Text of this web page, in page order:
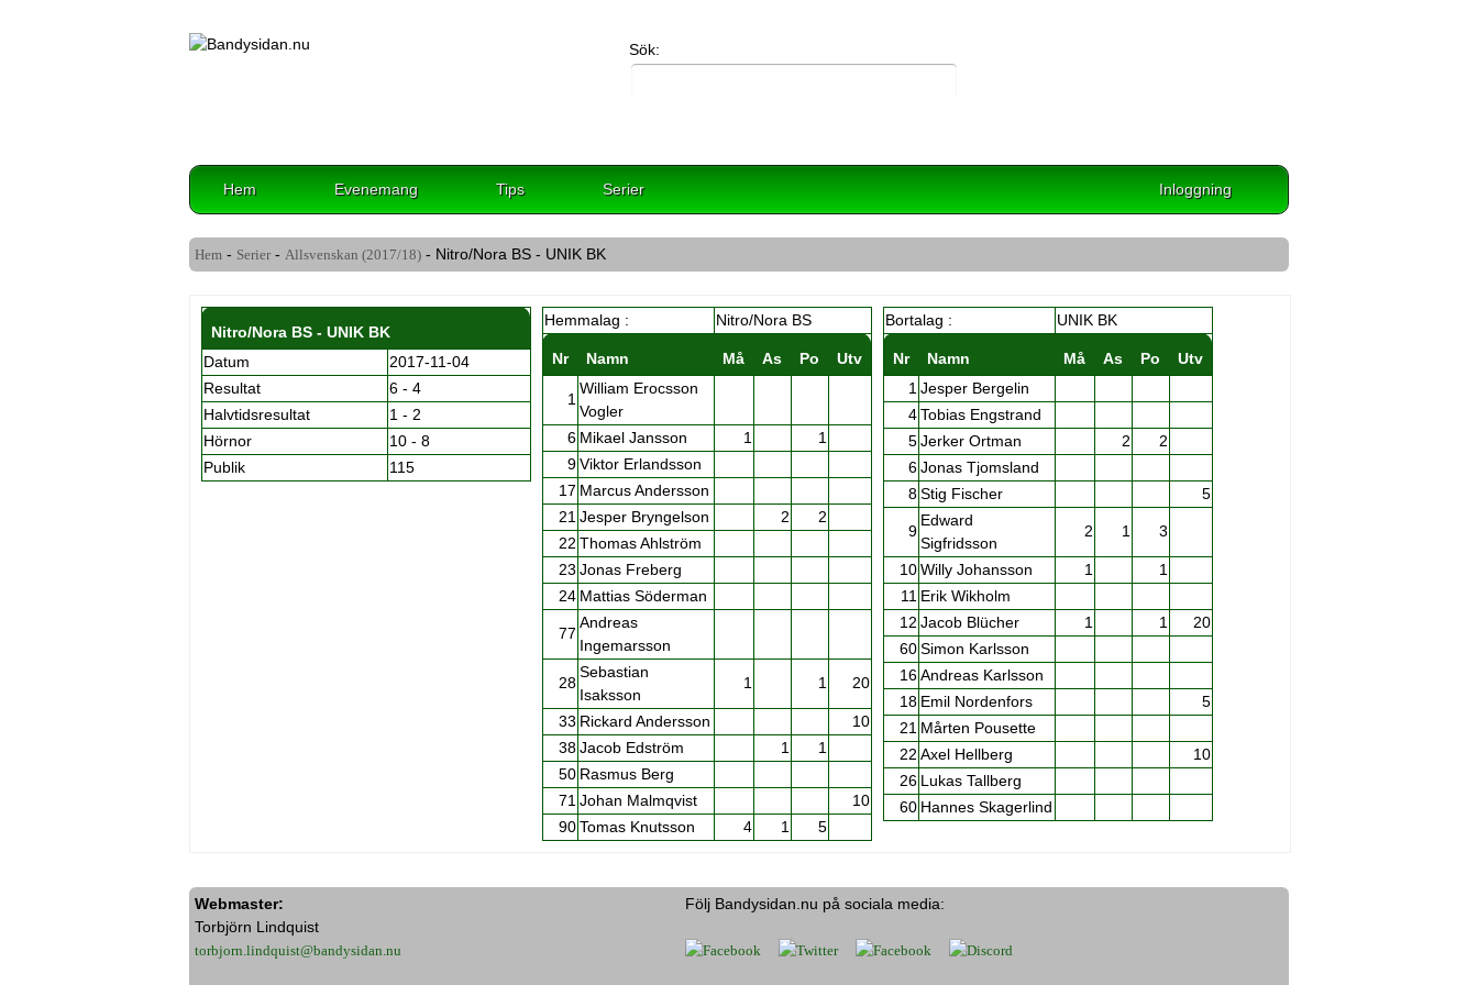
Sök:
Hem Evenemang Tips Serier Inloggning
Hem - Serier - Allsvenskan (2017/18) - Nitro/Nora BS - UNIK BK
Nitro/Nora BS - UNIK BK
Datum
2017-11-04
Resultat
6 - 4
Halvtidsresultat
1 - 2
Hörnor
10 - 8
Publik
115
Hemmalag : Nitro/Nora BS
Nr Namn Må As Po Utv
1
William Erocsson
Vogler
6 Mikael Jansson 1
1
9Viktor Erlandsson
17 Marcus Andersson
21 Jesper Bryngelson 2
2
22 Thomas Ahlström
23 Jonas Freberg
24 Mattias Söderman
77
Andreas
Ingemarsson
28
Sebastian
Isaksson
1 1 20
33 Rickard Andersson
10
38Jacob Edström 1
1
50 Rasmus Berg
71 Johan Malmqvist
10
90Tomas Knutsson 4 1 5
Bortalag : UNIK BK
Nr Namn Må As Po
Utv
1 Jesper Bergelin
4Tobias Engstrand
5Jerker Ortman 2
2
6Jonas Tjomsland
8Stig Fischer 5
9
Edward
Sigfridsson
2 1 3
10Willy Johansson 1
1
11 Erik Wikholm
12 Jacob Blücher 1 1
20
60Simon Karlsson
16Andreas Karlsson
18 Emil Nordenfors
5
21 Mårten Pousette
22 Axel Hellberg
10
26 Lukas Tallberg
60 Hannes Skagerlind
Webmaster:
Torbjörn Lindquist
torbjorn.lindquist@bandysidan.nu
Följ Bandysidan.nu på sociala media: